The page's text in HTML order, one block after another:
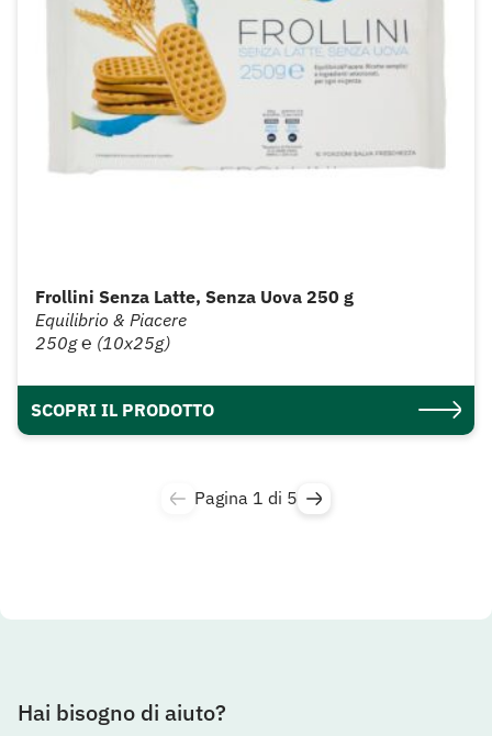
Frollini Senza Latte, Senza Uova 250 g
Equilibrio & Piacere
250g ℮ (10x25g)
SCOPRI IL PRODOTTO
Pagina 1 di 5
Hai bisogno di aiuto?